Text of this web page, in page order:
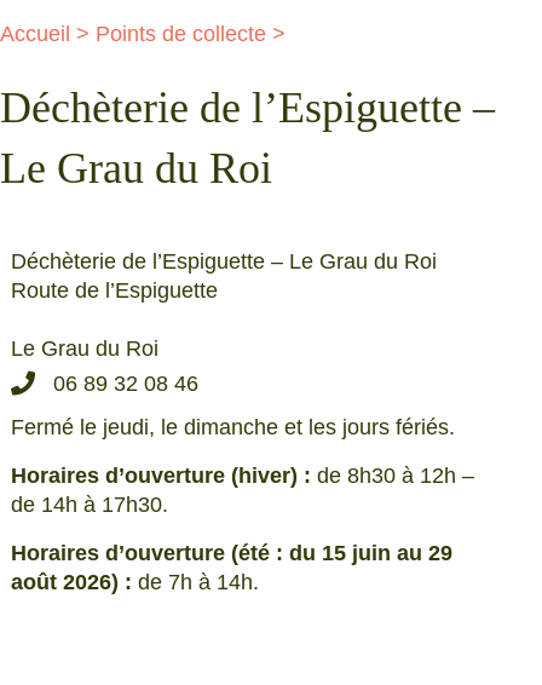
Accueil > Points de collecte >
Déchèterie de l’Espiguette –
Le Grau du Roi
Déchèterie de l’Espiguette – Le Grau du Roi
Route de l’Espiguette
Le Grau du Roi
06 89 32 08 46
Fermé le jeudi, le dimanche et les jours fériés.
Horaires d’ouverture (hiver) : de 8h30 à 12h –
de 14h à 17h30.
Horaires d’ouverture (été : du 15 juin au 29
août 2026) : de 7h à 14h.